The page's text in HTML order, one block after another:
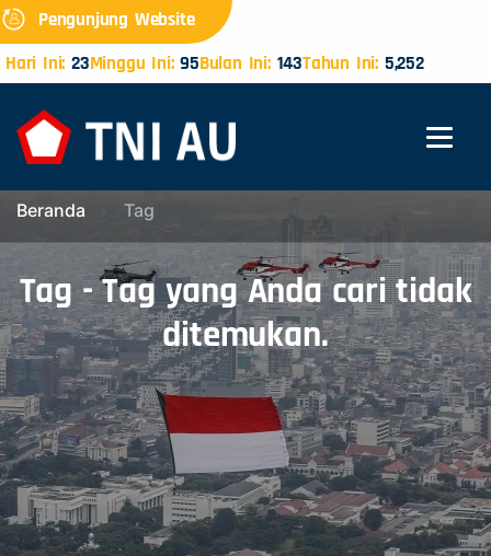
Pengunjung Website
Hari Ini: 23Minggu Ini:95Bulan Ini:143Tahun Ini: 5,252
Beranda Tag
Tag - Tag yang Anda cari tidak
ditemukan.